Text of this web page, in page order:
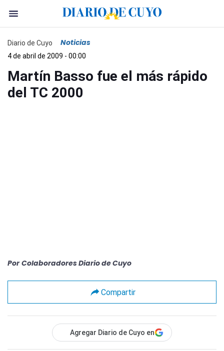
Diario de Cuyo Noticias
4 de abril de 2009 - 00:00
Martín Basso fue el más rápido
del TC 2000
Por Colaboradores Diario de Cuyo
Compartir
Agregar Diario de Cuyo en